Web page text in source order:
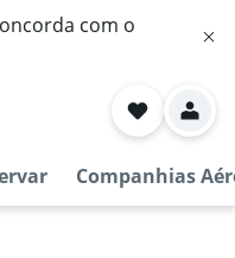
com o
Companhias